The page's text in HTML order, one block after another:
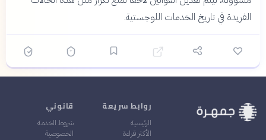
الفريدة في تاريخ الخدمات اللوجستية.
روابط سريعة
الرئيسية
الأكثر قراءة
قانوني
شروط الخدمة
الخصوصية